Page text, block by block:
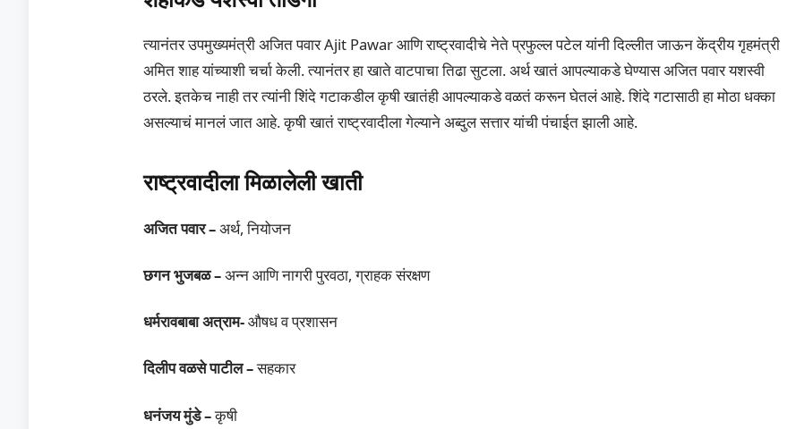
त्यानंतर उपमुख्यमंत्री अजित पवार Ajit Pawar आणि राष्ट्रवादीचे नेते प्रफुल्ल पटेल यांनी दिल्लीत जाऊन केंद्रीय गृहमंत्री
अमित शाह यांच्याशी चर्चा केली. त्यानंतर हा खाते वाटपाचा तिढा सुटला. अर्थ खातं आपल्याकडे घेण्यास अजित पवार यशस्वी
ठरले. इतकेच नाही तर त्यांनी शिंदे गटाकडील कृषी खातंही आपल्याकडे वळतं करून घेतलं आहे. शिंदे गटासाठी हा मोठा धक्का
असल्याचं मानलं जात आहे. कृषी खातं राष्ट्रवादीला गेल्याने अब्दुल सत्तार यांची पंचाईत झाली आहे.
राष्ट्रवादीला मिळालेली खाती
अजित पवार –अर्थ, नियोजन
छगन भुजबळ –अन्न आणि नागरी पुरवठा, ग्राहक संरक्षण
धर्मरावबाबा अत्राम-औषध व प्रशासन
दिलीप वळसे पाटील –सहकार
धनंजय मुंडे –कृषी